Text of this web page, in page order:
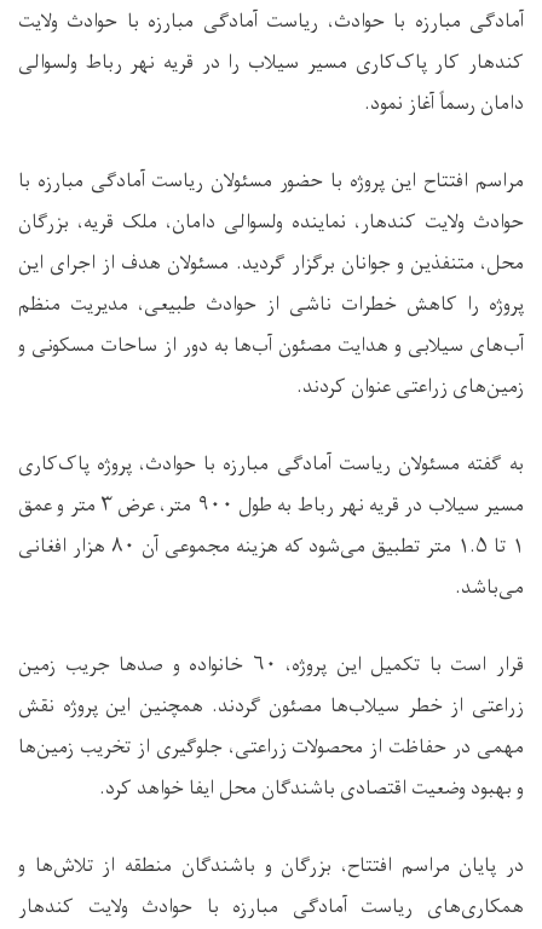
آمادگی مبارزه با حوادث، ریاست آمادگی مبارزه با حوادث ولایت
کندهار کار پاک‌کاری مسیر سیلاب را در قریه نهر رباط ولسوالی
دامان رسماً آغاز نمود.
مراسم افتتاح این پروژه با حضور مسئولان ریاست آمادگی مبارزه با
حوادث ولایت کندهار، نماینده ولسوالی دامان، ملک قریه، بزرگان
محل، متنفذین و جوانان برگزار گردید. مسئولان هدف از اجرای این
پروژه را کاهش خطرات ناشی از حوادث طبیعی، مدیریت منظم
آب‌های سیلابی و هدایت مصئون آب‌ها به دور از ساحات مسکونی و
زمین‌های زراعتی عنوان کردند.
به گفته مسئولان ریاست آمادگی مبارزه با حوادث، پروژه پاک‌کاری
مسیر سیلاب در قریه نهر رباط به طول ۹۰۰ متر، عرض ۳ متر و عمق
۱ تا ۱.۵ متر تطبیق می‌شود که هزینه مجموعی آن ۸۰ هزار افغانی
می‌باشد.
قرار است با تکمیل این پروژه، ۶۰ خانواده و صدها جریب زمین
زراعتی از خطر سیلاب‌ها مصئون گردند. همچنین این پروژه نقش
مهمی در حفاظت از محصولات زراعتی، جلوگیری از تخریب زمین‌ها
و بهبود وضعیت اقتصادی باشندگان محل ایفا خواهد کرد.
در پایان مراسم افتتاح، بزرگان و باشندگان منطقه از تلاش‌ها و
همکاری‌های ریاست آمادگی مبارزه با حوادث ولایت کندهار